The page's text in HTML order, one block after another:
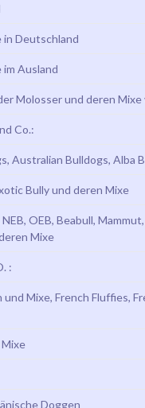
in Deutschland
Ausland
Molosser und deren Mixe
Co.:
Australian Bulldogs, Alba
Bully und deren Mixe
OEB, Beabull,
Mixe
:
und Mixe, French Fluffies,
Mixe
Doggen